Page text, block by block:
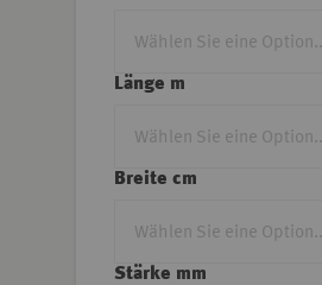
Länge m
Breite cm
Stärke mm